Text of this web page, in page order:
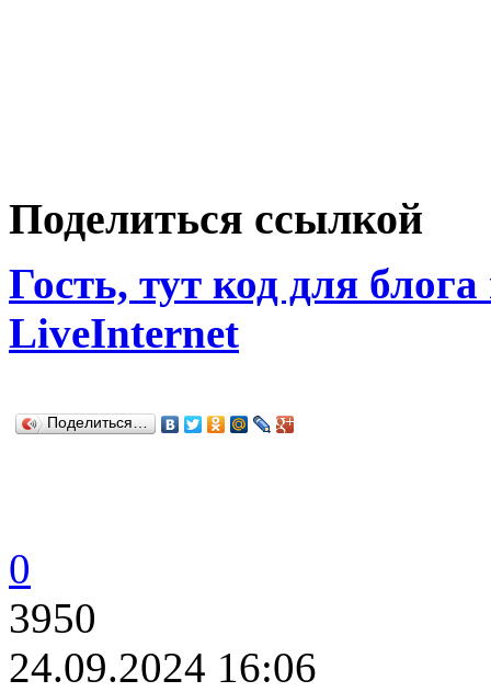
Поделиться ссылкой
Гость, тут код для
LiveInternet
Поделиться…
0
3950
24.09.2024 16:06